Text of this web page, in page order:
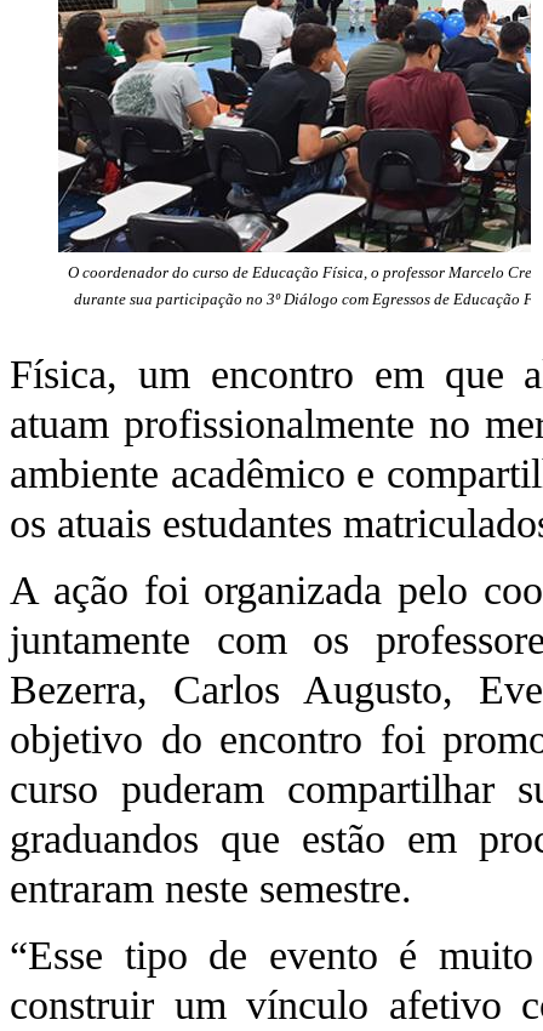
O coordenador do curso de Educação Física, o professor Marcelo
durante sua participação no 3º Diálogo com Egressos de Educação
Física, um encontro em que
atuam profissionalmente no
ambiente acadêmico e
os atuais estudantes
A ação foi organizada pelo
juntamente com os
Bezerra, Carlos Augusto,
objetivo do encontro foi
curso puderam compartilhar
graduandos que estão em
entraram neste semestre.
“Esse tipo de evento é
construir um vínculo afetivo